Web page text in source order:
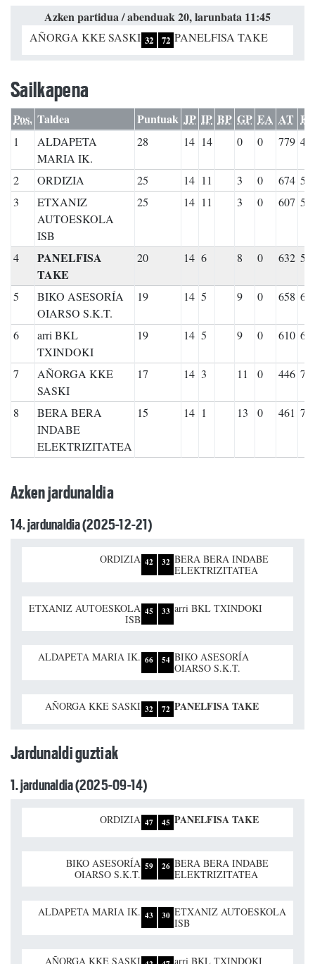
Azken partidua / abenduak 20, larunbata 11:45
AÑORGA KKE SASKI 32 72 PANELFISA TAKE
Sailkapena
Pos. Taldea Puntuak JP IP BP GP EA AT
1
ALDAPETA
MARIA IK.
28 14 14 0 0 779
2 ORDIZIA 25 14 11 3 0 674
3
ETXANIZ
AUTOESKOLA
ISB
25 14 11 3 0 607
4
PANELFISA
TAKE
20 14 6 8 0 632
5
BIKO ASESORÍA
OIARSO S.K.T.
19 14 5 9 0 658
6
arri BKL
TXINDOKI
19 14 5 9 0 610
7
AÑORGA KKE
SASKI
17 14 3 11 0 446
8
BERA BERA
INDABE
ELEKTRIZITATEA
15 14 1 13 0 461
Azken jardunaldia
14. jardunaldia (2025-12-21)
ORDIZIA 42 32 BERA BERA INDABE
ELEKTRIZITATEA
ETXANIZ AUTOESKOLA
ISB
45 33 arri BKL TXINDOKI
ALDAPETA MARIA IK. 66 54 BIKO ASESORÍA
OIARSO S.K.T.
AÑORGA KKE SASKI 32 72 PANELFISA TAKE
Jardunaldi guztiak
1. jardunaldia (2025-09-14)
ORDIZIA 47 45 PANELFISA TAKE
BIKO ASESORÍA
OIARSO S.K.T.
59 26 BERA BERA INDABE
ELEKTRIZITATEA
ALDAPETA MARIA IK. 43 30 ETXANIZ AUTOESKOLA
ISB
AÑORGA KKE SASKI arri BKL TXINDOKI